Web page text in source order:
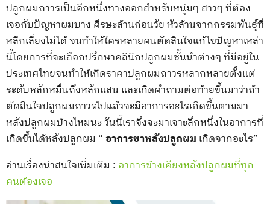
ปลูกผมถาวรเป็นอีกหนึ่งทางออกสำหรับหนุ่มๆ สาวๆ ที่ต้อง
เจอกับปัญหาผมบาง ศีรษะล้านก่อนวัย หัวล้านจากกรรมพันธุ์ที่
หลีกเลี่ยงไม่ได้ จนทำให้ใครหลายคนตัดสินใจแก้ไขปัญหาเหล่า
นี้โดยการที่จะเลือกปรึกษาคลินิกปลูกผมชั้นนำต่างๆ ที่มีอยู่ใน
ประเทศไทยจนทำให้เกิดราคาปลูกผมถาวรหลากหลายตั้งแต่
ระดับหลักหมื่นถึงหลักแสน และเกิดคำถามต่อท้ายขึ้นมาว่าถ้า
ตัดสินใจปลูกผมถาวรไปแล้วจะมีอาการอะไรเกิดขึ้นตามมา
หลังปลูกผมบ้างไหมนะ วันนี้เราจึงจะมาเจาะลึกหนึ่งในอาการที่
เกิดขึ้นได้หลังปลูกผม “อาการชาหลังปลูกผม เกิดจากอะไร”
อ่านเรื่องน่าสนใจเพิ่มเติม : อาการข้างเคียงหลังปลูกผมที่ทุก
คนต้องเจอ